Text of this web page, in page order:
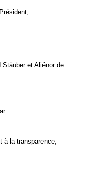
et Aliénor de
à la transparence,